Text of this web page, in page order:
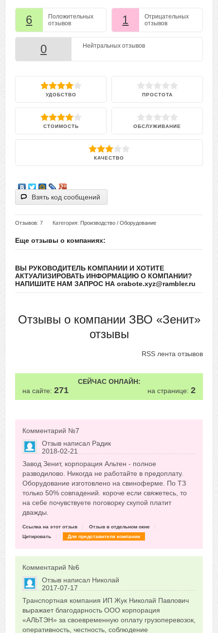
6
Положительных
отзывов
1
Отрицательных
отзывов
0 Нейтральных отзывов
УДОБСТВО ПРОСТОТА
СТОИМОСТЬ ОБСЛУЖИВАНИЕ
КАЧЕСТВО
Взять код сообщений
Отзывов: 7 Категория: Производство / Оборудование
Еще отзывы о компаниях:
ВЫ РУКОВОДИТЕЛЬ КОМПАНИИ И ХОТИТЕ
АКТУАЛИЗИРОВАТЬ ИНФОРМАЦИЮ О КОМПАНИИ?
НАПИШИТЕ НАМ ЗАПРОС НА orabote.xyz@rambler.ru
Отзывы о компании ЗВО «Зенит»
отзывы
RSS лента отзывов
СЕЙЧАС ОНЛАЙН:
на сайте: 271 на странице: 2
Комментарий №7
Отзыв написал Радик
2018-02-21
+1
Сказать друзьям об отзыве
Завод Зенит, корпорация Альтен - полное
разводилово. Никогда не работайте в предоплату.
Оборудование изготовлено на свиноферме. По ТЗ
только 50% совпадений. короче если свяжетесь, то
на себе почувствуете поговорку скупой платит
дважды.
Ссылка на этот отзыв
Отзыв в отдельном окне
Цитировать
Для представителя компании
Комментарий №6
Отзыв написал Николай
2017-07-17
+4
Сказать друзьям об отзыве
Транспортная компания ИП Жук Николай Павлович
выражает благодарность ООО корпорация
«АЛЬТЭН» за своевременную оплату грузоперевозок,
оперативность, честность, соблюдение